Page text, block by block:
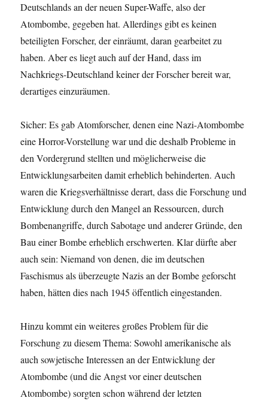
Deutschlands an der neuen Super-Waffe, also der
Atombombe, gegeben hat. Allerdings gibt es keinen
beteiligten Forscher, der einräumt, daran gearbeitet zu
haben. Aber es liegt auch auf der Hand, dass im
Nachkriegs-Deutschland keiner der Forscher bereit war,
derartiges einzuräumen.
Sicher: Es gab Atomforscher, denen eine Nazi-Atombombe
eine Horror-Vorstellung war und die deshalb Probleme in
den Vordergrund stellten und möglicherweise die
Entwicklungsarbeiten damit erheblich behinderten. Auch
waren die Kriegsverhältnisse derart, dass die Forschung und
Entwicklung durch den Mangel an Ressourcen, durch
Bombenangriffe, durch Sabotage und anderer Gründe, den
Bau einer Bombe erheblich erschwerten. Klar dürfte aber
auch sein: Niemand von denen, die im deutschen
Faschismus als überzeugte Nazis an der Bombe geforscht
haben, hätten dies nach 1945 öffentlich eingestanden.
Hinzu kommt ein weiteres großes Problem für die
Forschung zu diesem Thema: Sowohl amerikanische als
auch sowjetische Interessen an der Entwicklung der
Atombombe (und die Angst vor einer deutschen
Atombombe) sorgten schon während der letzten